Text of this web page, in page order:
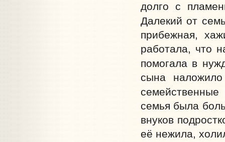
долго с
Далекий от
прибежная,
работала, что
помогала в
сына
семья была
внуков
её нежила,